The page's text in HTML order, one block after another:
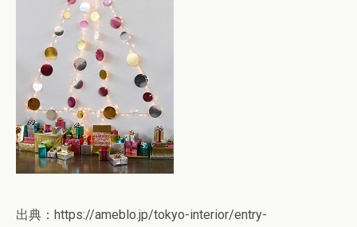
出典：https://ameblo.jp/tokyo-interior/entry-